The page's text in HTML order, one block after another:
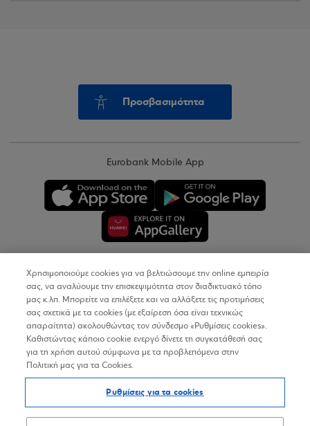
Προσβασιμότητα
Eurobank Mobile App
Copyright © 2026
Όροι Χρήσης
Προσωπικά Δεδομένα στον Διαδικτυακό Τόπο
Δήλωση Προσβασιμότητας
Sitemap
Χρησιμοποιούμε cookies για να βελτιώσουμε την online εμπειρία
σας, να αναλύουμε την επισκεψιμότητα στον διαδικτυακό τόπο
μας κ.λπ. Μπορείτε να επιλέξετε και να αλλάξετε τις προτιμήσεις
σας σχετικά με τα cookies (με εξαίρεση όσα είναι τεχνικώς
απαραίτητα) ακολουθώντας τον σύνδεσμο «Ρυθμίσεις cookies».
Καθιστώντας κάποιο cookie ενεργό δίνετε τη συγκατάθεσή σας
για τη χρήση αυτού σύμφωνα με τα προβλεπόμενα στην
Πολιτική μας για τα Cookies.
Ρυθμίσεις για τα cookies